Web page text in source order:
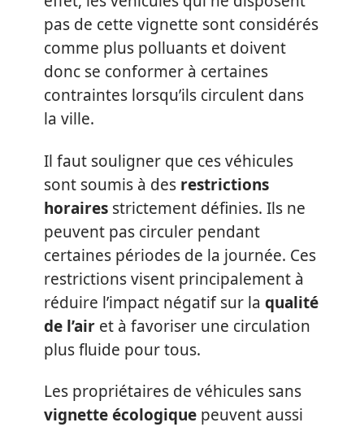
pas de cette vignette sont considérés
comme plus polluants et doivent
donc se conformer à certaines
contraintes lorsqu’ils circulent dans
la ville.
Il faut souligner que ces véhicules
sont soumis à des restrictions
horaires strictement définies. Ils ne
peuvent pas circuler pendant
certaines périodes de la journée. Ces
restrictions visent principalement à
réduire l’impact négatif sur la qualité
de l’air et à favoriser une circulation
plus fluide pour tous.
Les propriétaires de véhicules sans
vignette écologique peuvent aussi